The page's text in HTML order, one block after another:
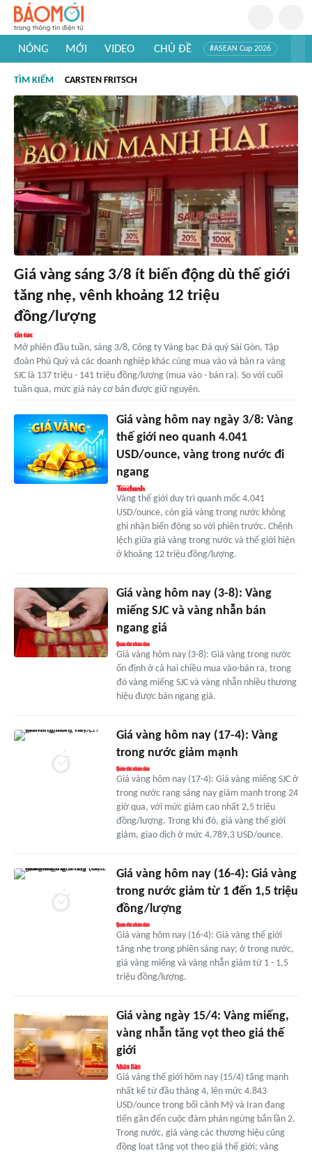
NÓNG MỚI VIDEO CHỦ ĐỀ #ASEAN Cup 2026
#Khám phá thế giới
TÌM KIẾM CARSTEN FRITSCH
Giá vàng sáng 3/8 ít biến động dù thế giới
tăng nhẹ, vênh khoảng 12 triệu
đồng/lượng
Mở phiên đầu tuần, sáng 3/8, Công ty Vàng bạc Đá quý Sài Gòn, Tập
đoàn Phú Quý và các doanh nghiệp khác cùng mua vào và bán ra vàng
SJC là 137 triệu - 141 triệu đồng/lượng (mua vào - bán ra). So với cuối
tuần qua, mức giá này cơ bản được giữ nguyên.
Giá vàng hôm nay ngày 3/8: Vàng
thế giới neo quanh 4.041
USD/ounce, vàng trong nước đi
ngang
Vàng thế giới duy trì quanh mốc 4.041
USD/ounce, còn giá vàng trong nước không
ghi nhận biến động so với phiên trước. Chênh
lệch giữa giá vàng trong nước và thế giới hiện
ở khoảng 12 triệu đồng/lượng.
Giá vàng hôm nay (3-8): Vàng
miếng SJC và vàng nhẫn bán
ngang giá
Giá vàng hôm nay (3-8): Giá vàng trong nước
ổn định ở cả hai chiều mua vào-bán ra, trong
đó vàng miếng SJC và vàng nhẫn nhiều thương
hiệu được bán ngang giá.
Giá vàng hôm nay (17-4): Vàng
trong nước giảm mạnh
Giá vàng hôm nay (17-4): Giá vàng miếng SJC ở
trong nước rạng sáng nay giảm mạnh trong 24
giờ qua, với mức giảm cao nhất 2,5 triệu
đồng/lượng. Trong khi đó, giá vàng thế giới
giảm, giao dịch ở mức 4.789,3 USD/ounce.
Giá vàng hôm nay (16-4): Giá vàng
trong nước giảm từ 1 đến 1,5 triệu
đồng/lượng
Giá vàng hôm nay (16-4): Giá vàng thế giới
tăng nhẹ trong phiên sáng nay; ở trong nước,
giá vàng miếng và vàng nhẫn giảm từ 1 - 1,5
triệu đồng/lượng.
Giá vàng ngày 15/4: Vàng miếng,
vàng nhẫn tăng vọt theo giá thế
giới
Giá vàng thế giới hôm nay (15/4) tăng mạnh
nhất kể từ đầu tháng 4, lên mức 4.843
USD/ounce trong bối cảnh Mỹ và Iran đang
tiến gần đến cuộc đàm phán ngừng bắn lần 2.
Trong nước, giá vàng các thương hiệu cũng
đồng loạt tăng vọt theo giá thế giới; vàng